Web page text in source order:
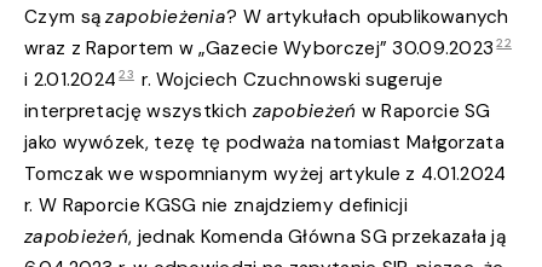
Czym sązapobieżenia? W artykułach opublikowanych
wraz z Raportem w „Gazecie Wyborczej” 30.09.2023 22
i 2.01.2024 23 r. Wojciech Czuchnowski sugeruje
interpretację wszystkich zapobieżeń w Raporcie SG
jako wywózek, tezę tę podważa natomiast Małgorzata
Tomczak we wspomnianym wyżej artykule z 4.01.2024
r. W Raporcie KGSG nie znajdziemy definicji
zapobieżeń, jednak Komenda Główna SG przekazała ją